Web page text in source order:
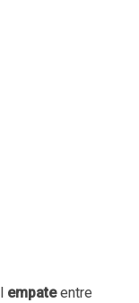
empateentre